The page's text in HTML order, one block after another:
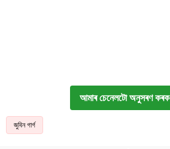
আমাৰ চেনেলটো অনুসৰণ কৰক
জুবিন গাৰ্গ